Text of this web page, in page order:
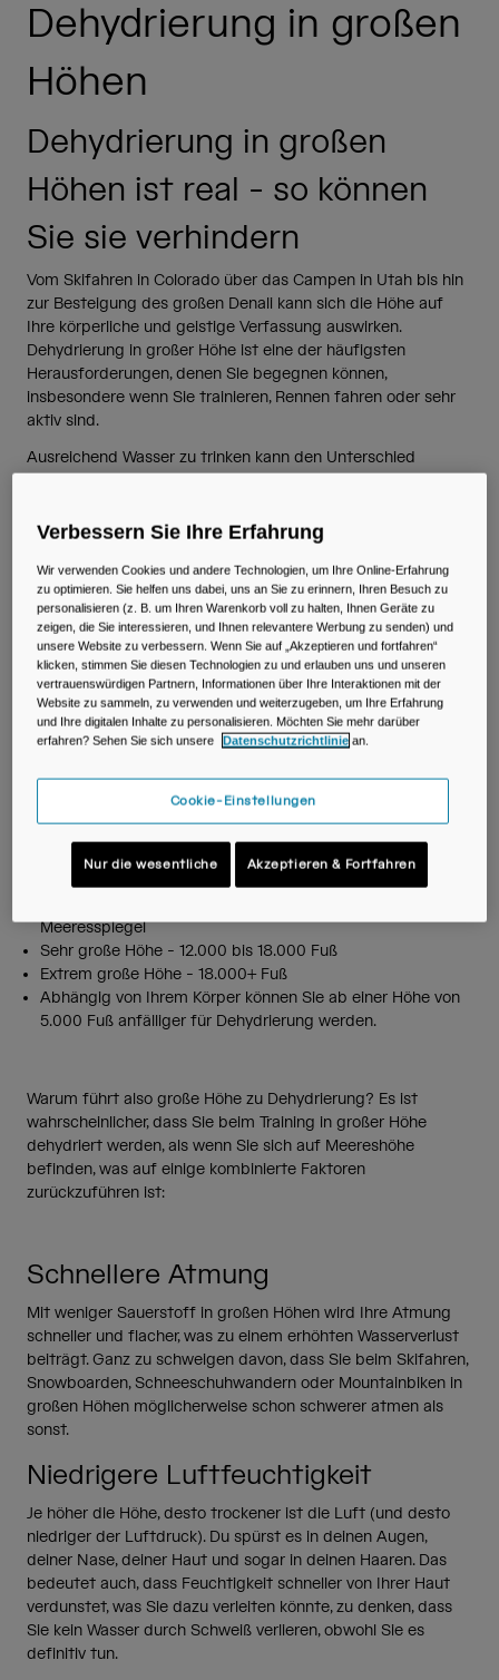
Becher & Travel Mugs
Gürtel & Hüfttaschen
Fahrradtaschen
Trinkblasen
Zubehör
Alle kaufen
Dehydrierung in großen
Höhen
Dehydrierung in großen
Höhen ist real - so können
Sie sie verhindern
Vom Skifahren in Colorado über das Campen in Utah bis hin
zur Besteigung des großen Denali kann sich die Höhe auf
Ihre körperliche und geistige Verfassung auswirken.
Dehydrierung in großer Höhe ist eine der häufigsten
Herausforderungen, denen Sie begegnen können,
insbesondere wenn Sie trainieren, Rennen fahren oder sehr
aktiv sind.
Ausreichend Wasser zu trinken kann den Unterschied
möchten auf jeden Fall, dass du dich da draußen wohlfühlst!
Höhen sowie Tipps, wie Sie sie in Schach halten können,
damit Sie den ganzen Tag shredden können.
Beschleunigt die Höhe die
Dehydrierung?
Es ist ziemlich bekannt, dass Dehydrierung eine der
fragen, was als "hohe" Höhe gilt: Die Benchmarks variieren je
nach Quelle, aber Sie können die folgenden Referenzpunkte
verwenden:
Meeresspiegel
Sehr große Höhe - 12.000 bis 18.000 Fuß
Extrem große Höhe - 18.000+ Fuß
Abhängig von Ihrem Körper können Sie ab einer Höhe von
5.000 Fuß anfälliger für Dehydrierung werden.
Warum führt also große Höhe zu Dehydrierung? Es ist
wahrscheinlicher, dass Sie beim Training in großer Höhe
dehydriert werden, als wenn Sie sich auf Meereshöhe
befinden, was auf einige kombinierte Faktoren
zurückzuführen ist:
Schnellere Atmung
Mit weniger Sauerstoff in großen Höhen wird Ihre Atmung
schneller und flacher, was zu einem erhöhten Wasserverlust
beiträgt. Ganz zu schweigen davon, dass Sie beim Skifahren,
Snowboarden, Schneeschuhwandern oder Mountainbiken in
großen Höhen möglicherweise schon schwerer atmen als
sonst.
Niedrigere Luftfeuchtigkeit
Je höher die Höhe, desto trockener ist die Luft (und desto
niedriger der Luftdruck). Du spürst es in deinen Augen,
deiner Nase, deiner Haut und sogar in deinen Haaren. Das
bedeutet auch, dass Feuchtigkeit schneller von Ihrer Haut
verdunstet, was Sie dazu verleiten könnte, zu denken, dass
Sie kein Wasser durch Schweiß verlieren, obwohl Sie es
definitiv tun.
Verbessern Sie Ihre Erfahrung
Wir verwenden Cookies und andere Technologien, um Ihre Online-Erfahrung
zu optimieren. Sie helfen uns dabei, uns an Sie zu erinnern, Ihren Besuch zu
personalisieren (z. B. um Ihren Warenkorb voll zu halten, Ihnen Geräte zu
zeigen, die Sie interessieren, und Ihnen relevantere Werbung zu senden) und
unsere Website zu verbessern. Wenn Sie auf „Akzeptieren und fortfahren“
klicken, stimmen Sie diesen Technologien zu und erlauben uns und unseren
vertrauenswürdigen Partnern, Informationen über Ihre Interaktionen mit der
Website zu sammeln, zu verwenden und weiterzugeben, um Ihre Erfahrung
und Ihre digitalen Inhalte zu personalisieren. Möchten Sie mehr darüber
erfahren? Sehen Sie sich unsere
Datenschutzrichtlinie an.
Cookie-Einstellungen
Nur die wesentliche Akzeptieren & Fortfahren